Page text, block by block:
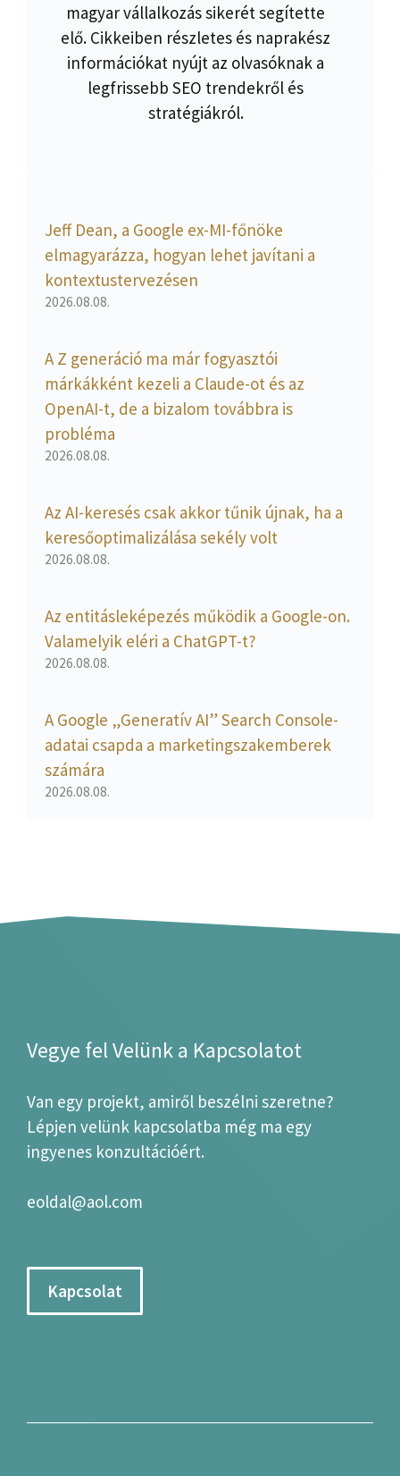
magyar vállalkozás sikerét segítette
elő. Cikkeiben részletes és naprakész
információkat nyújt az olvasóknak a
legfrissebb SEO trendekről és
stratégiákról.
Jeff Dean, a Google ex-MI-főnöke
elmagyarázza, hogyan lehet javítani a
kontextustervezésen
2026.08.08.
A Z generáció ma már fogyasztói
márkákként kezeli a Claude-ot és az
OpenAI-t, de a bizalom továbbra is
probléma
2026.08.08.
Az AI-keresés csak akkor tűnik újnak, ha a
keresőoptimalizálása sekély volt
2026.08.08.
Az entitásleképezés működik a Google-on.
Valamelyik eléri a ChatGPT-t?
2026.08.08.
A Google „Generatív AI” Search Console-
adatai csapda a marketingszakemberek
számára
2026.08.08.
Vegye fel Velünk a Kapcsolatot
Van egy projekt, amiről beszélni szeretne?
Lépjen velünk kapcsolatba még ma egy
ingyenes konzultációért.
eoldal@aol.com
Kapcsolat